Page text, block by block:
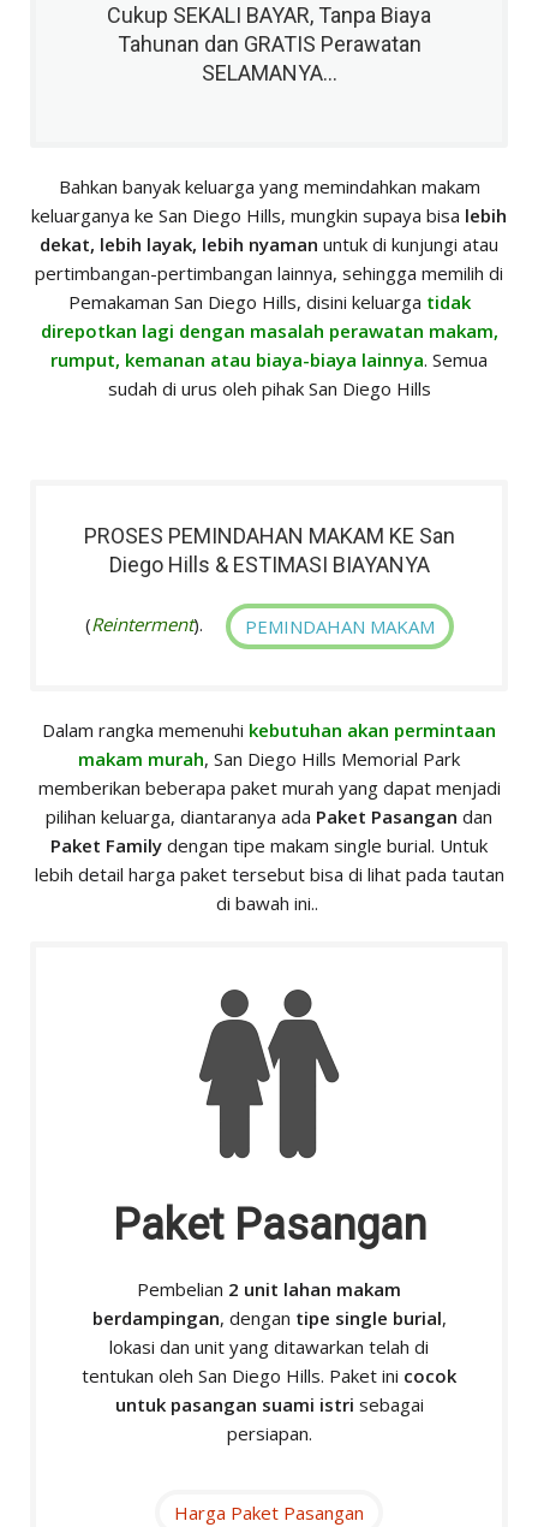
Cukup SEKALI BAYAR, Tanpa Biaya
Tahunan dan GRATIS Perawatan
SELAMANYA...
Bahkan banyak keluarga yang memindahkan makam
keluarganya ke San Diego Hills, mungkin supaya bisa lebih
dekat, lebih layak, lebih nyaman untuk di kunjungi atau
pertimbangan-pertimbangan lainnya, sehingga memilih di
Pemakaman San Diego Hills, disini keluarga tidak
direpotkan lagi dengan masalah perawatan makam,
rumput, kemanan atau biaya-biaya lainnya. Semua
sudah di urus oleh pihak San Diego Hills
PROSES PEMINDAHAN MAKAM KE San
Diego Hills & ESTIMASI BIAYANYA
(Reinterment). PEMINDAHAN MAKAM
Dalam rangka memenuhi kebutuhan akan permintaan
makam murah, San Diego Hills Memorial Park
memberikan beberapa paket murah yang dapat menjadi
pilihan keluarga, diantaranya ada Paket Pasangan dan
Paket Family dengan tipe makam single burial. Untuk
lebih detail harga paket tersebut bisa di lihat pada tautan
di bawah ini..
Paket Pasangan
Pembelian 2 unit lahan makam
berdampingan, dengan tipe single burial,
lokasi dan unit yang ditawarkan telah di
tentukan oleh San Diego Hills. Paket ini cocok
untuk pasangan suami istri sebagai
persiapan.
Harga Paket Pasangan